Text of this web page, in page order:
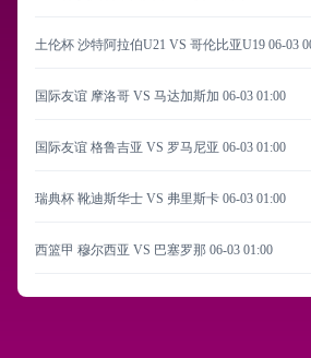
土伦杯 沙特阿拉伯U21 VS 哥伦比亚U19 06-03
国际友谊 摩洛哥 VS 马达加斯加 06-03 01:00
国际友谊 格鲁吉亚 VS 罗马尼亚 06-03 01:00
瑞典杯 靴迪斯华士 VS 弗里斯卡 06-03 01:00
西篮甲 穆尔西亚 VS 巴塞罗那 06-03 01:00